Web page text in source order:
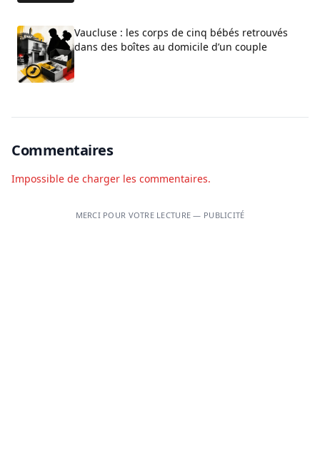
Vaucluse : les corps de cinq bébés retrouvés
dans des boîtes au domicile d’un couple
Commentaires
Impossible de charger les commentaires.
MERCI POUR VOTRE LECTURE — PUBLICITÉ